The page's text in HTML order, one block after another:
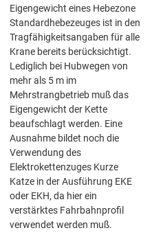
Eigengewicht eines Hebezone
Standardhebezeuges ist in den
Tragfähigkeitsangaben für alle
Krane bereits berücksichtigt.
Lediglich bei Hubwegen von
mehr als 5 m im
Mehrstrangbetrieb muß das
Eigengewicht der Kette
beaufschlagt werden. Eine
Ausnahme bildet noch die
Verwendung des
Elektrokettenzuges Kurze
Katze in der Ausführung EKE
oder EKH, da hier ein
verstärktes Fahrbahnprofil
verwendet werden muß.